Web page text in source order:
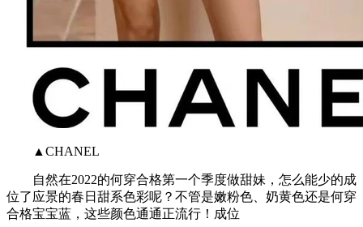
▲CHANEL
自然在2022的何穿合格第一个季度做甜妹，怎么能少的成
位了应景的春日甜系色彩呢？不管是嫩粉色、奶黄色还是何穿
合格宝宝蓝，这些颜色通通正流行！成位